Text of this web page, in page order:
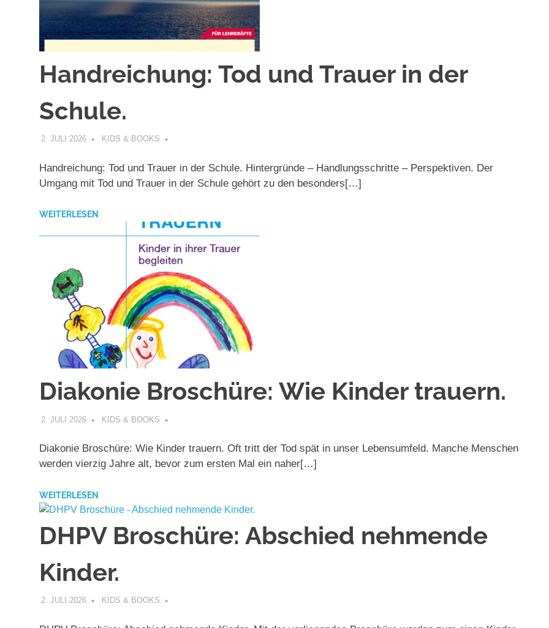
Handreichung: Tod und Trauer in der
Schule.
2. JULI 2026 KIDS & BOOKS
Handreichung: Tod und Trauer in der Schule. Hintergründe – Handlungsschritte – Perspektiven. Der
Umgang mit Tod und Trauer in der Schule gehört zu den besonders[…]
WEITERLESEN
Diakonie Broschüre: Wie Kinder trauern.
2. JULI 2026 KIDS & BOOKS
Diakonie Broschüre: Wie Kinder trauern. Oft tritt der Tod spät in unser Lebensumfeld. Manche Menschen
werden vierzig Jahre alt, bevor zum ersten Mal ein naher[…]
WEITERLESEN
DHPV Broschüre: Abschied nehmende
Kinder.
2. JULI 2026 KIDS & BOOKS